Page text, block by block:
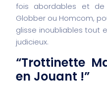
fois abordables et
Globber ou Homcom,
glisse inoubliables tout
judicieux.
“Trottinette
en Jouant !”